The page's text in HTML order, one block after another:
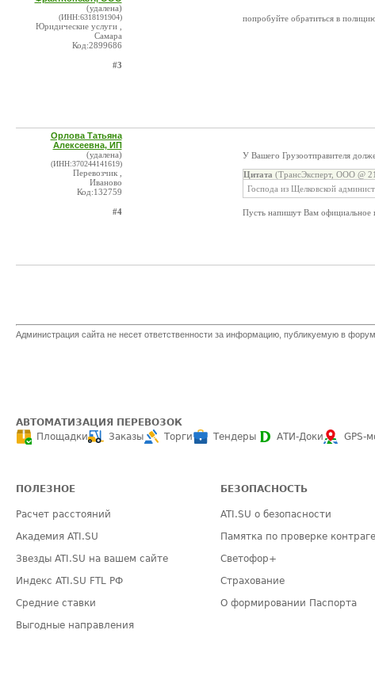
(удалена)
(ИНН:6318191904)
Юридические услуги ,
Самара
Код:2899686
#3
попробуйте обратиться в
Орлова Татьяна
Алексеевна, ИП
(удалена)
(ИНН:370244141619)
Перевозчик ,
Иваново
Код:132759
#4
У Вашего Грузоотправителя
Цитата (ТрансЭксперт, ООО @
Господа из Щелковской
Пусть напишут Вам официальное
Администрация сайта не несет ответственности за информацию, публикуемую в
АВТОМАТИЗАЦИЯ ПЕРЕВОЗОК
Площадки
Заказы Торги Тендеры АТИ-Доки GPS-
ПОЛЕЗНОЕ
Расчет расстояний
Академия ATI.SU
Звезды ATI.SU на вашем сайте
Индекс ATI.SU FTL РФ
Средние ставки
Выгодные направления
БЕЗОПАСНОСТЬ
ATI.SU о безопасности
Памятка по проверке
Светофор+
Страхование
О формировании Паспорта